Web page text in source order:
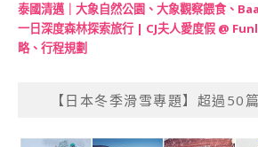
泰國清邁｜大象自然公園、大象觀察餵食、
一日深度森林探索旅行 | CJ夫人愛度假 @
略、行程規劃
【日本冬季滑雪專題】超過50